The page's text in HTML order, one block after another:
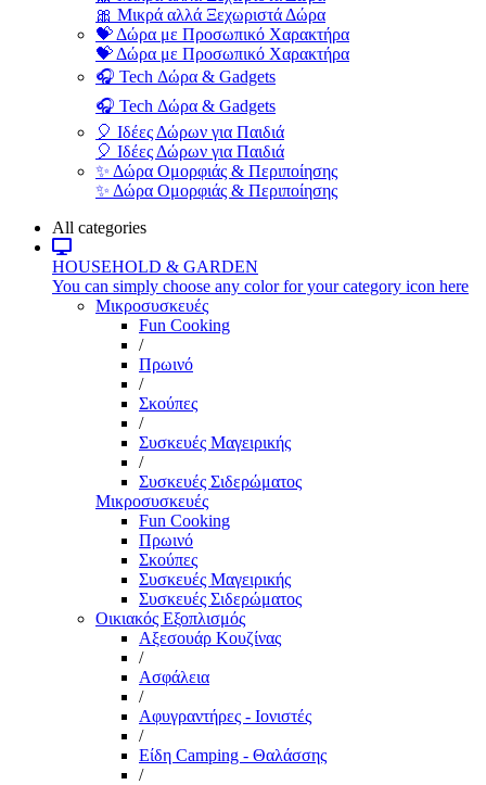
🎀 Μικρά αλλά Ξεχωριστά Δώρα
💝 Δώρα με Προσωπικό Χαρακτήρα
💝 Δώρα με Προσωπικό Χαρακτήρα
🎧 Tech Δώρα & Gadgets
🎧 Tech Δώρα & Gadgets
🎈 Ιδέες Δώρων για Παιδιά
🎈 Ιδέες Δώρων για Παιδιά
✨ Δώρα Ομορφιάς & Περιποίησης
✨ Δώρα Ομορφιάς & Περιποίησης
All categories
HOUSEHOLD & GARDEN
You can simply choose any color for your category icon here
Μικροσυσκευές
Fun Cooking
/
Πρωινό
/
Σκούπες
/
Συσκευές Μαγειρικής
/
Συσκευές Σιδερώματος
Μικροσυσκευές
Fun Cooking
Πρωινό
Σκούπες
Συσκευές Μαγειρικής
Συσκευές Σιδερώματος
Οικιακός Εξοπλισμός
Αξεσουάρ Κουζίνας
/
Ασφάλεια
/
Αφυγραντήρες - Ιονιστές
/
Είδη Camping - Θαλάσσης
/